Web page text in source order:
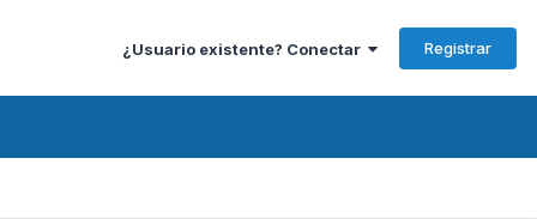
¿Usuario existente? Conectar Registrar